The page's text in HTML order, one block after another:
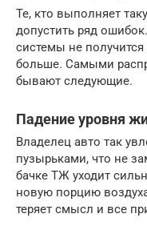
Те, кто выполняет
допустить ряд
системы не
больше. Самыми
бывают следующие.
Падение уровня
Владелец авто так
пузырьками, что не
бачке ТЖ уходит
новую порцию
теряет смысл и все